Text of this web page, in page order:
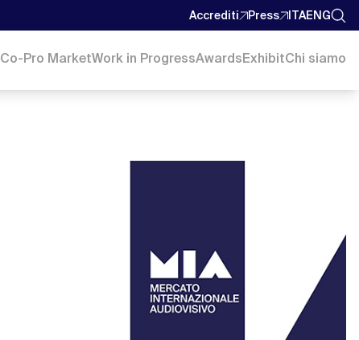
Accrediti Press ITAENG
Co-Pro MarketWork in ProgressAwardsExhibitChi siamo